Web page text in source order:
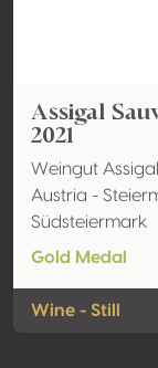
Assigal
2021
Weingut Assigal
Austria -
Südsteiermark
Gold Medal
Wine - Still